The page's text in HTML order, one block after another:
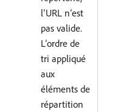
l’URL n’est
pas valide.
L’ordre de
tri appliqué
aux
éléments de
répartition